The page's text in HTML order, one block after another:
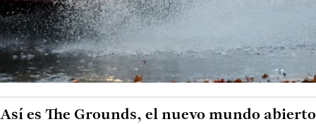
Así es The Grounds, el nuevo mundo abierto